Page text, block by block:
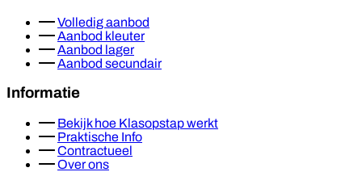
Volledig aanbod
Aanbod kleuter
Aanbod lager
Aanbod secundair
Informatie
Bekijk hoe Klasopstap werkt
Praktische Info
Contractueel
Over ons